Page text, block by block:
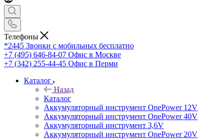
Телефоны
*2445 Звонки с мобильных бесплатно
+7 (495) 646-84-07 Офис в Москве
+7 (342) 255-44-45 Офис в Перми
Каталог
Назад
Каталог
Аккумуляторный инструмент OnePower 12V
Аккумуляторный инструмент OnePower 40V
Аккумуляторный инструмент 3,6V
Аккумуляторный инструмент OnePower 20V